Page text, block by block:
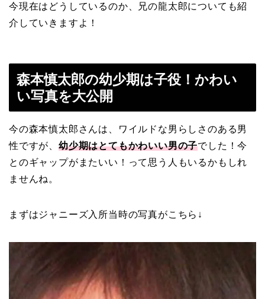
今現在はどうしているのか、兄の龍太郎についても紹
介していきますよ！
森本慎太郎の幼少期は子役！かわい
い写真を大公開
今の森本慎太郎さんは、ワイルドな男らしさのある男
性ですが、 幼少期はとてもかわいい男の子でした！今
とのギャップがまたいい！って思う人もいるかもしれ
ませんね。
まずはジャニーズ入所当時の写真がこちら↓